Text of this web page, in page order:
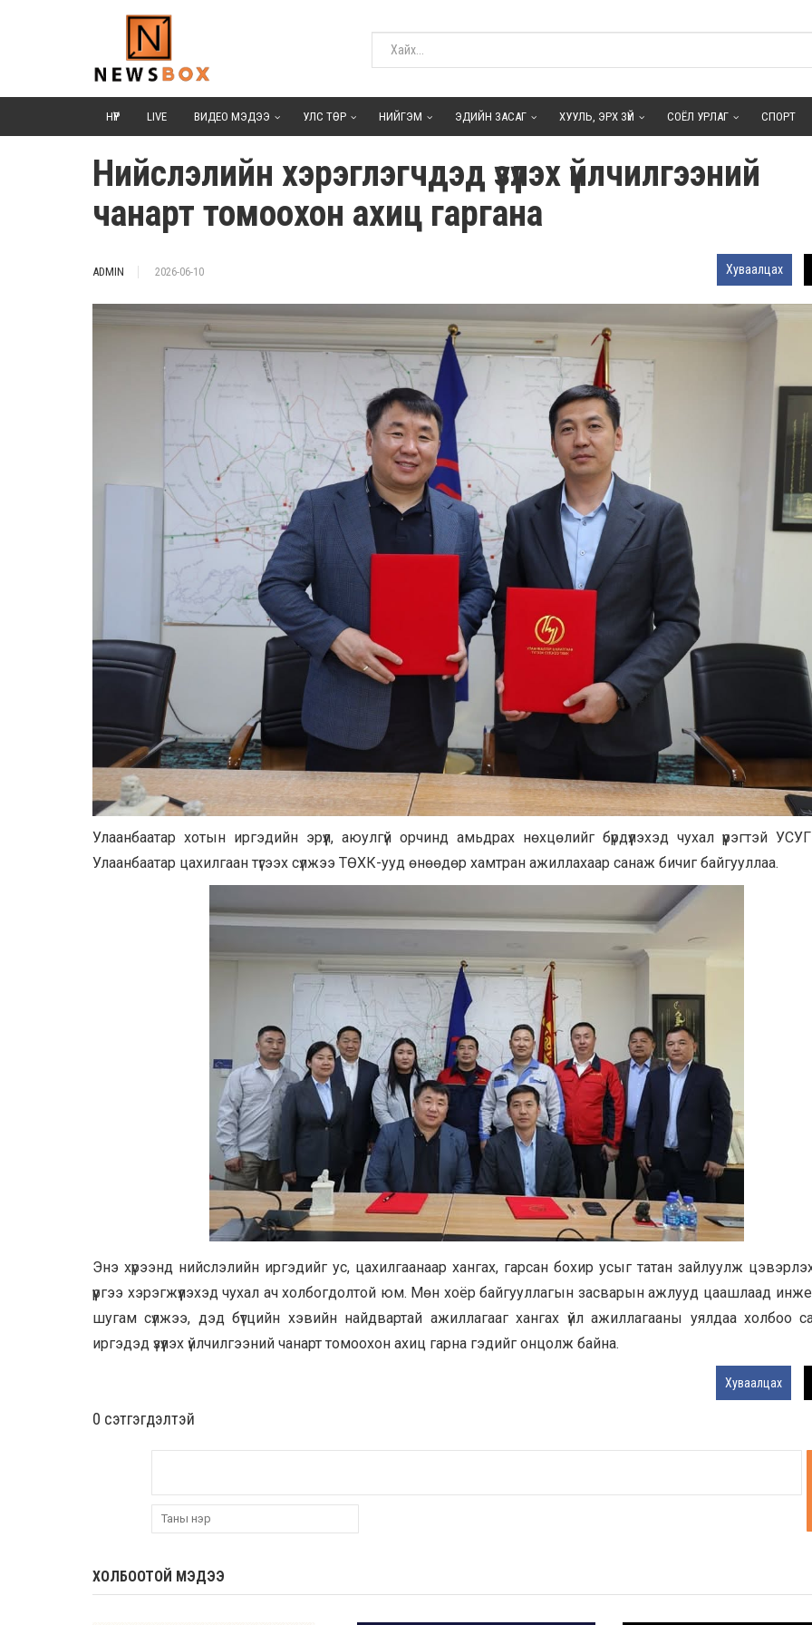
НҮҮР LIVE ВИДЕО МЭДЭЭ УЛС ТӨР НИЙГЭМ ЭДИЙН ЗАСАГ ХУУЛЬ, ЭРХ ЗҮЙ СОЁЛ УРЛАГ СПОРТ
Нийслэлийн хэрэглэгчдэд үзүүлэх үйлчилгээний
чанарт томоохон ахиц гаргана
ADMIN 2026-06-10 Хуваалцах
Улаанбаатар хотын иргэдийн эрүүл, аюулгүй орчинд амьдрах нөхцөлийг бүрдүүлэхэд чухал үүрэгтэй
Улаанбаатар цахилгаан түгээх сүлжээ ТӨХК-ууд өнөөдөр хамтран ажиллахаар санаж бичиг байгууллаа.
Энэ хүрээнд нийслэлийн иргэдийг ус, цахилгаанаар хангах, гарсан бохир усыг татан зайлуулж
үүргээ хэрэгжүүлэхэд чухал ач холбогдолтой юм. Мөн хоёр байгууллагын засварын ажлууд цаашлаад
шугам сүлжээ, дэд бүтцийн хэвийн найдвартай ажиллагааг хангах үйл ажиллагааны уялдаа холбоо
иргэдэд үзүүлэх үйлчилгээний чанарт томоохон ахиц гарна гэдийг онцолж байна.
Хуваалцах
0 cэтгэгдэлтэй
ХОЛБООТОЙ МЭДЭЭ